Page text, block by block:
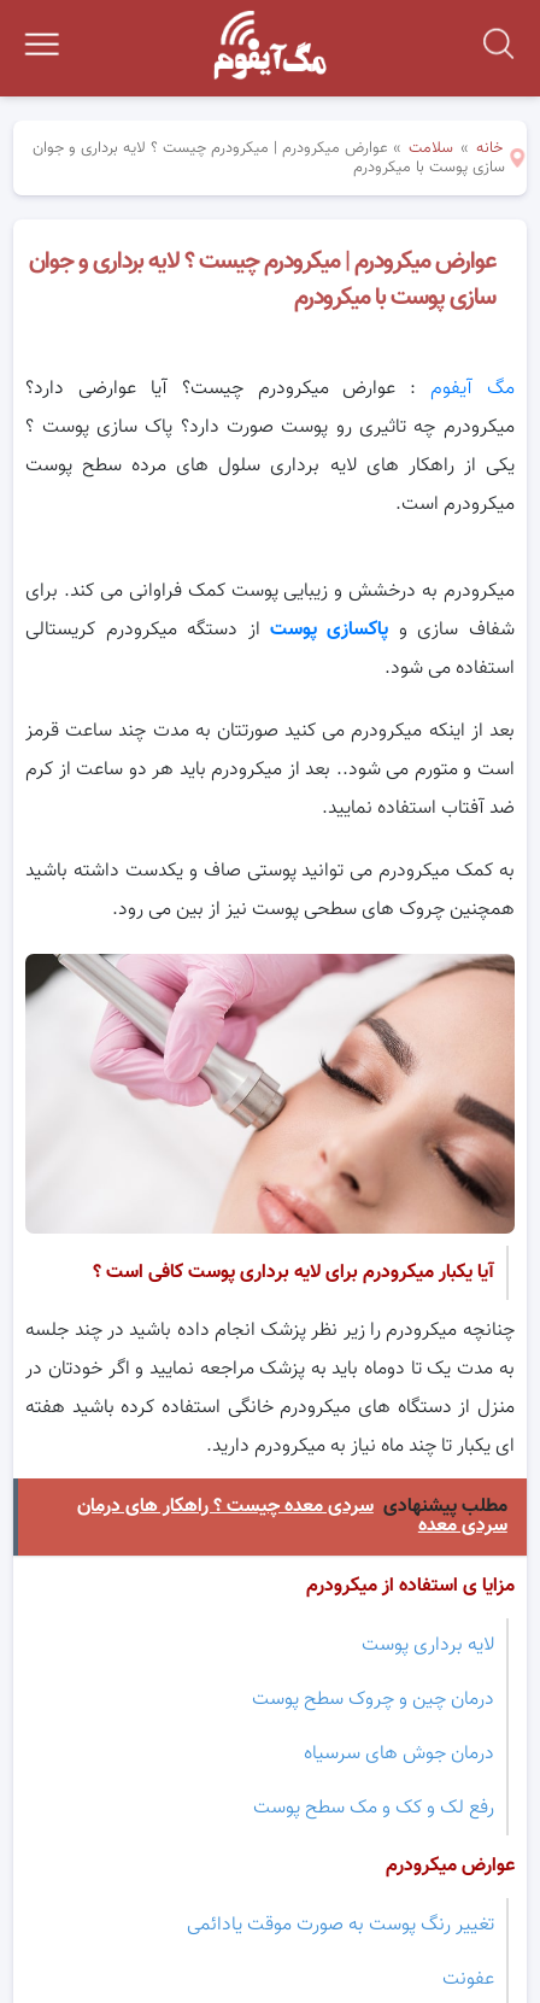
خانه » سلامت » عوارض میکرودرم | میکرودرم چیست ؟ لایه برداری و جوان
سازی پوست با میکرودرم
عوارض میکرودرم | میکرودرم چیست ؟ لایه برداری و جوان
سازی پوست با میکرودرم
مگ آیفوم : عوارض میکرودرم چیست؟ آیا عوارضی دارد؟
میکرودرم چه تاثیری رو پوست صورت دارد؟ پاک سازی پوست ؟
یکی از راهکار های لایه برداری سلول های مرده سطح پوست
میکرودرم است.
میکرودرم به درخشش و زیبایی پوست کمک فراوانی می کند. برای
شفاف سازی و پاکسازی پوست از دستگه میکرودرم کریستالی
استفاده می شود.
بعد از اینکه میکرودرم می کنید صورتتان به مدت چند ساعت قرمز
است و متورم می شود.. بعد از میکرودرم باید هر دو ساعت از کرم
ضد آفتاب استفاده نمایید.
به کمک میکرودرم می توانید پوستی صاف و یکدست داشته باشید
همچنین چروک های سطحی پوست نیز از بین می رود.
آیا یکبار میکرودرم برای لایه برداری پوست کافی است ؟
چنانچه میکرودرم را زیر نظر پزشک انجام داده باشید در چند جلسه
به مدت یک تا دوماه باید به پزشک مراجعه نمایید و اگر خودتان در
منزل از دستگاه های میکرودرم خانگی استفاده کرده باشید هفته
ای یکبار تا چند ماه نیاز به میکرودرم دارید.
مطلب پیشنهادی سردی معده چیست ؟ راهکار های درمان
سردی معده
مزایا ی استفاده از میکرودرم
لایه برداری پوست
درمان چین و چروک سطح پوست
درمان جوش های سرسیاه
رفع لک و کک و مک سطح پوست
عوارض میکرودرم
تغییر رنگ پوست به صورت موقت یادائمی
عفونت